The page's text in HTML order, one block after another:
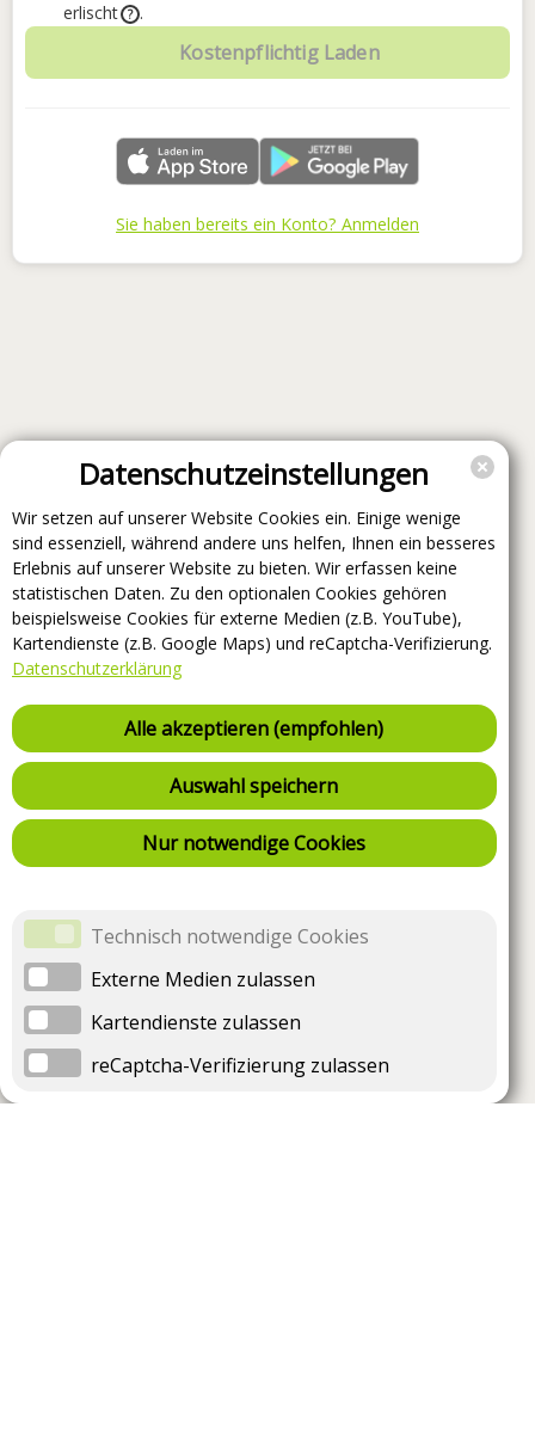
erlischt
? .
Kostenpflichtig Laden
Sie haben bereits ein Konto? Anmelden
Datenschutzeinstellungen
Wir setzen auf unserer Website Cookies ein. Einige wenige
sind essenziell, während andere uns helfen, Ihnen ein besseres
Erlebnis auf unserer Website zu bieten. Wir erfassen keine
statistischen Daten. Zu den optionalen Cookies gehören
beispielsweise Cookies für externe Medien (z.B. YouTube),
Kartendienste (z.B. Google Maps) und reCaptcha-Verifizierung.
Datenschutzerklärung
Alle akzeptieren (empfohlen)
Auswahl speichern
Nur notwendige Cookies
Technisch notwendige Cookies
Externe Medien zulassen
Kartendienste zulassen
reCaptcha-Verifizierung zulassen